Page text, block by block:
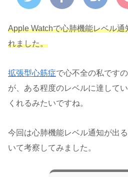
Apple Watchで心肺機能レベル
れました。
拡張型心筋症で心不全の私です
が、ある程度のレベルに達して
くれるみたいですね。
今回は心肺機能レベル通知が出
いて考察してみました。